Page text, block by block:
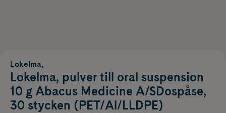
Lokelma,
Lokelma, pulver till oral suspension
10 g Abacus Medicine A/SDospåse,
30 stycken (PET/Al/LLDPE)